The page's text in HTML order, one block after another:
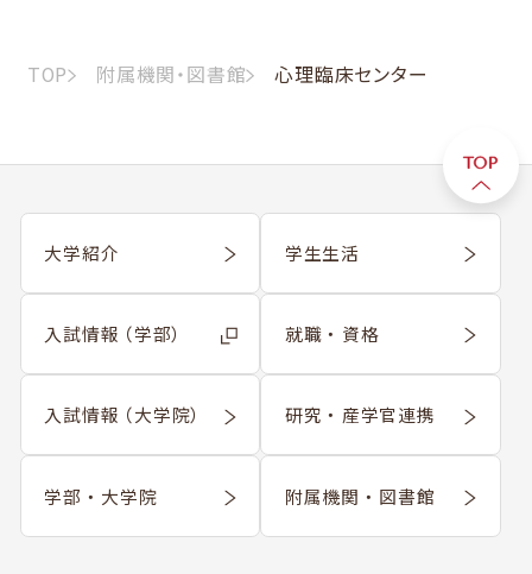
TOP 附属機関・図書館 心理臨床センター
大学紹介
入試情報 （学部）
入試情報 （大学院）
学部 ・ 大学院
学生生活
就職 ・ 資格
研究 ・ 産学官連携
附属機関 ・ 図書館